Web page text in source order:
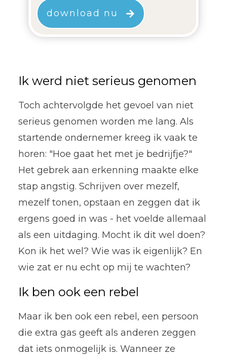
download nu
Ik werd niet serieus genomen
Toch achtervolgde het gevoel van niet
serieus genomen worden me lang. Als
startende ondernemer kreeg ik vaak te
horen: "Hoe gaat het met je bedrijfje?"
Het gebrek aan erkenning maakte elke
stap angstig. Schrijven over mezelf,
mezelf tonen, opstaan en zeggen dat ik
ergens goed in was - het voelde allemaal
als een uitdaging. Mocht ik dit wel doen?
Kon ik het wel? Wie was ik eigenlijk? En
wie zat er nu echt op mij te wachten?
Ik ben ook een rebel
Maar ik ben ook een rebel, een persoon
die extra gas geeft als anderen zeggen
dat iets onmogelijk is. Wanneer ze